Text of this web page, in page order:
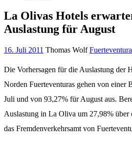
La Olivas Hotels
Auslastung für August
16. Juli 2011 Thomas Wolf
Die Vorhersagen für die Auslastung der
Norden Fuerteventuras gehen von einer
Juli und von 93,27% für August aus.
Auslastung in La Oliva um 27,98% über
das Fremdenverkehrsamt von